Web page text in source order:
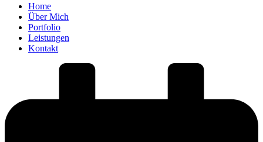
Home
Über Mich
Portfolio
Leistungen
Kontakt